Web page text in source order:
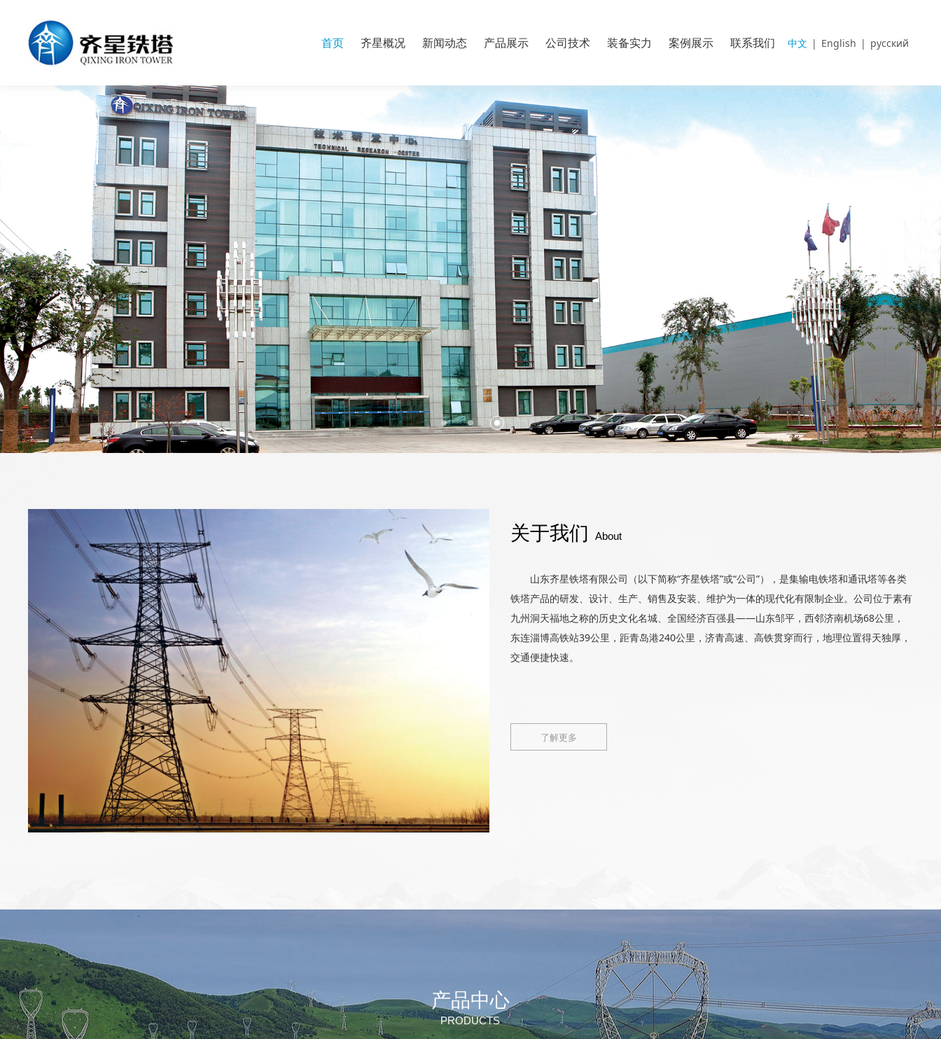
中文 | English | русский
首页 齐星概况 新闻动态 产品展示 公司技术 装备实力 案例展示 联系我们
关于我们 About
山东齐星铁塔有限公司（以下简称“齐星铁塔”或“公司”），是集输电铁塔和通讯塔等各类
铁塔产品的研发、设计、生产、销售及安装、维护为一体的现代化有限制企业。公司位于素有
九州洞天福地之称的历史文化名城、全国经济百强县——山东邹平，西邻济南机场68公里，
东连淄博高铁站39公里，距青岛港240公里，济青高速、高铁贯穿而行，地理位置得天独厚，
交通便捷快速。
了解更多
产品中心
PRODUCTS